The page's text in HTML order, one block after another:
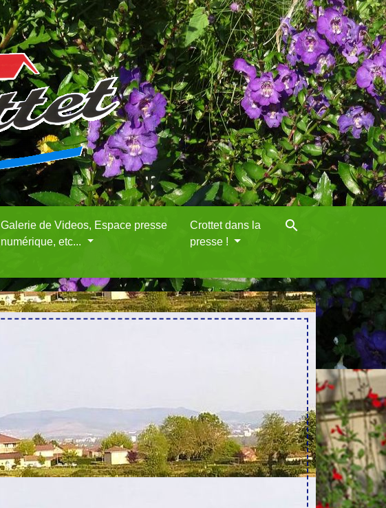
Galerie de Videos, Espace presse
numérique, etc...
Crottet dans la
presse !
search